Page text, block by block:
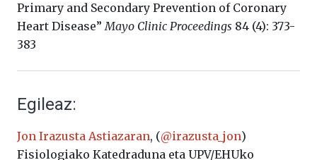
Primary and Secondary Prevention of Coronary
Heart Disease”Mayo Clinic Proceedings 84 (4): 373-
383
Egileaz:
Jon Irazusta Astiazaran, (@irazusta_jon)
Fisiologiako Katedraduna eta UPV/EHUko